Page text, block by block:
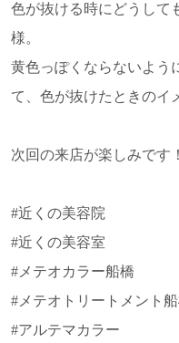
色が抜ける時にどうして
様。
黄色っぽくならないよう
て、色が抜けたときのイ
次回の来店が楽しみです！
#近くの美容院
#近くの美容室
#メテオカラー船橋
#メテオトリートメント
#アルテマカラー